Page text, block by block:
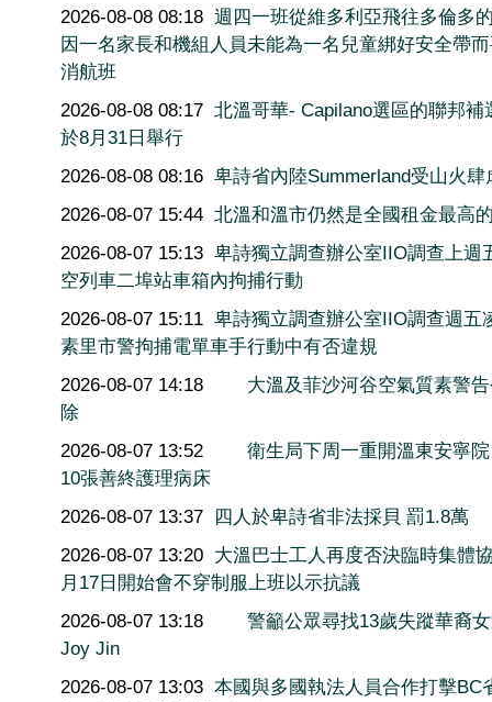
2026-08-08 08:18 週四一班從維多利亞飛往多倫多
因一名家長和機組人員未能為一名兒童綁好安全帶
消航班
2026-08-08 08:17 北溫哥華- Capilano選區的聯邦補
於8月31日舉行
2026-08-08 08:16 卑詩省內陸Summerland受山火肆
2026-08-07 15:44 北溫和溫市仍然是全國租金最高
2026-08-07 15:13 卑詩獨立調查辦公室IIO調查上週
空列車二埠站車箱內拘捕行動
2026-08-07 15:11 卑詩獨立調查辦公室IIO調查週五
素里市警拘捕電單車手行動中有否違規
2026-08-07 14:18
大溫及菲沙河谷空氣質素警
除
2026-08-07 13:52
衛生局下周一重開溫東安寧
10張善終護理病床
2026-08-07 13:37 四人於卑詩省非法採貝 罰1.8萬
2026-08-07 13:20 大溫巴士工人再度否決臨時集體
月17日開始會不穿制服上班以示抗議
2026-08-07 13:18
警籲公眾尋找13歲失蹤華裔
Joy Jin
2026-08-07 13:03 本國與多國執法人員合作打擊BC